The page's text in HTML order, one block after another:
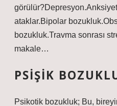
ataklar.Bipolar
bozukluk.Travma sonrası
makale…
PSIŞIK
Psikotik bozukluk; Bu,